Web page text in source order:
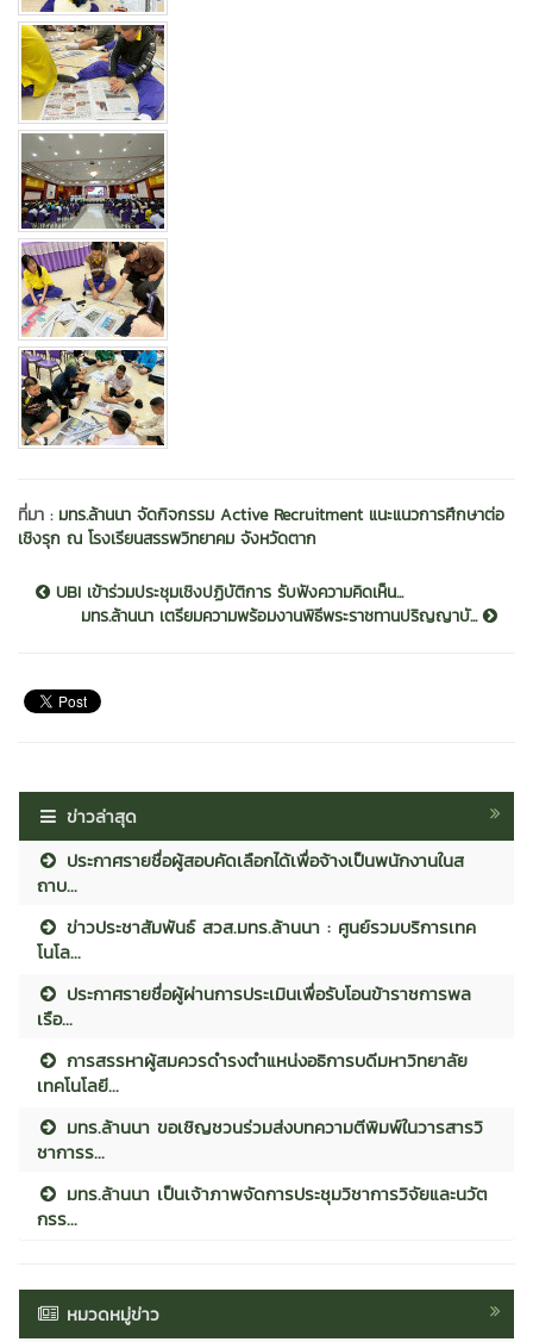
ที่มา : มทร.ล้านนา จัดกิจกรรม Active Recruitment แนะแนวการศึกษาต่อ
เชิงรุก ณ โรงเรียนสรรพวิทยาคม จังหวัดตาก
UBI เข้าร่วมประชุมเชิงปฏิบัติการ รับฟังความคิดเห็น...
มทร.ล้านนา เตรียมความพร้อมงานพิธีพระราชทานปริญญาบั...
ข่าวล่าสุด
ประกาศรายชื่อผู้สอบคัดเลือกได้เพื่อจ้างเป็นพนักงานในส
ถาบ...
ข่าวประชาสัมพันธ์ สวส.มทร.ล้านนา : ศูนย์รวมบริการเทค
โนโล...
ประกาศรายชื่อผู้ผ่านการประเมินเพื่อรับโอนข้าราชการพล
เรือ...
การสรรหาผู้สมควรดำรงตำแหน่งอธิการบดีมหาวิทยาลัย
เทคโนโลยี...
มทร.ล้านนา ขอเชิญชวนร่วมส่งบทความตีพิมพ์ในวารสารวิ
ชาการร...
มทร.ล้านนา เป็นเจ้าภาพจัดการประชุมวิชาการวิจัยและนวัต
กรร...
หมวดหมู่ข่าว